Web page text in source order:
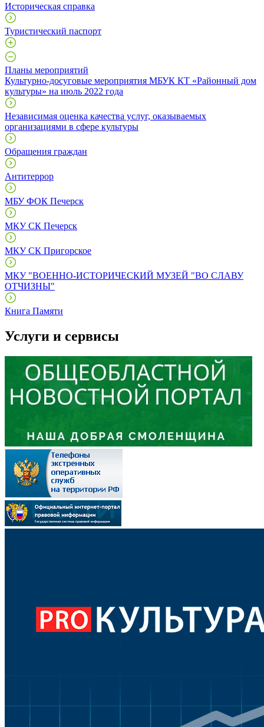
Историческая справка
Туристический паспорт
Планы мероприятий
Культурно-досуговые мероприятия МБУК КТ «Районный дом
культуры» на июль 2022 года
Независимая оценка качества услуг, оказываемых
организациями в сфере культуры
Обращения граждан
Антитеррор
МБУ ФОК Печерск
МКУ СК Печерск
МКУ СК Пригорское
МКУ "ВОЕННО-ИСТОРИЧЕСКИЙ МУЗЕЙ "ВО СЛАВУ
ОТЧИЗНЫ"
Книга Памяти
Услуги и сервисы